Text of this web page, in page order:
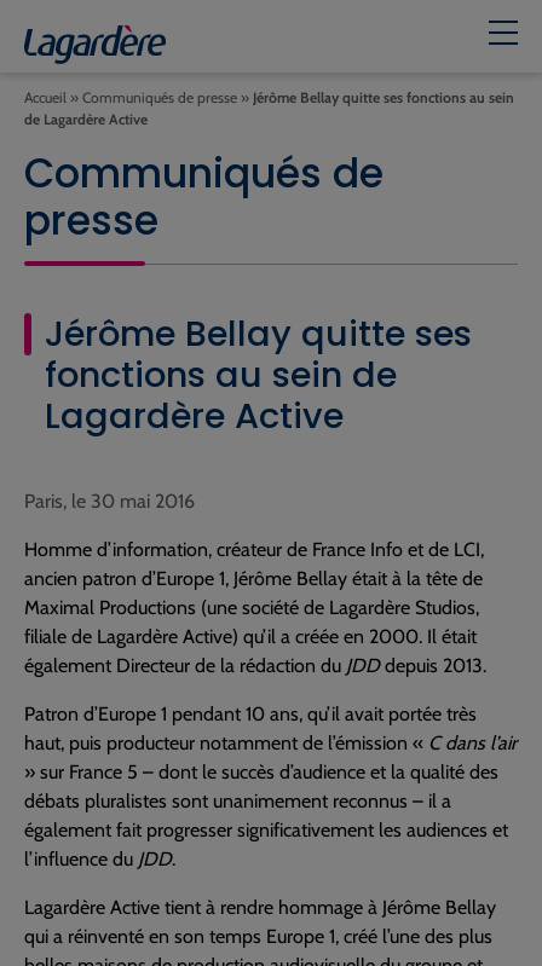
Accueil » Communiqués de presse » Jérôme Bellay quitte ses fonctions au sein
de Lagardère Active
Communiqués de
presse
Jérôme Bellay quitte ses
fonctions au sein de
Lagardère Active
Paris, le 30 mai 2016
Homme d’information, créateur de France Info et de LCI,
ancien patron d’Europe 1, Jérôme Bellay était à la tête de
Maximal Productions (une société de Lagardère Studios,
filiale de Lagardère Active) qu’il a créée en 2000. Il était
également Directeur de la rédaction du JDDdepuis 2013.
Patron d’Europe 1 pendant 10 ans, qu’il avait portée très
haut, puis producteur notamment de l’émission « C dans l’air
» sur France 5 – dont le succès d’audience et la qualité des
débats pluralistes sont unanimement reconnus – il a
également fait progresser significativement les audiences et
l’influence du JDD.
Lagardère Active tient à rendre hommage à Jérôme Bellay
qui a réinventé en son temps Europe 1, créé l’une des plus